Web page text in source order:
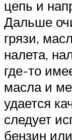
цепь и
Дальше
грязи,
налета,
где-то
масла и
удается
следует
бензин